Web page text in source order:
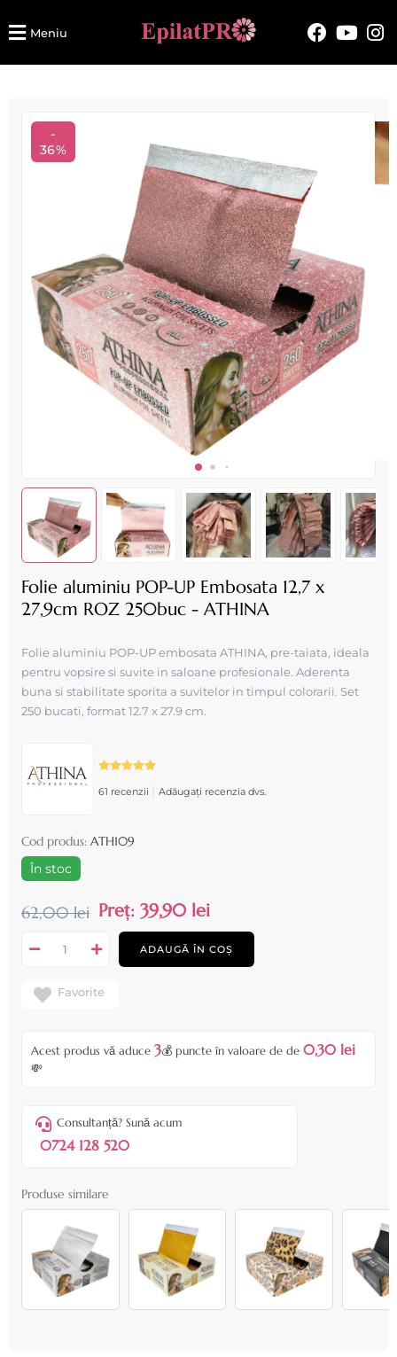
Meniu
-
36%
Folie aluminiu POP-UP Embosata 12,7 x
27,9cm ROZ 250buc - ATHINA
Folie aluminiu POP-UP embosata ATHINA, pre-taiata, ideala
pentru vopsire si suvite in saloane profesionale. Aderenta
buna si stabilitate sporita a suvitelor in timpul colorarii. Set
250 bucati, format 12.7 x 27.9 cm.
61 recenzii Adăugați recenzia dvs.
Cod produs: ATH109
În stoc
62,00 lei Preț: 39,90 lei
ADAUGĂ ÎN COȘ
Favorite
Acest produs vă aduce 3💰 puncte în valoare de de 0,30 lei
💸
Consultanță? Sună acum
0724 128 520
Produse similare